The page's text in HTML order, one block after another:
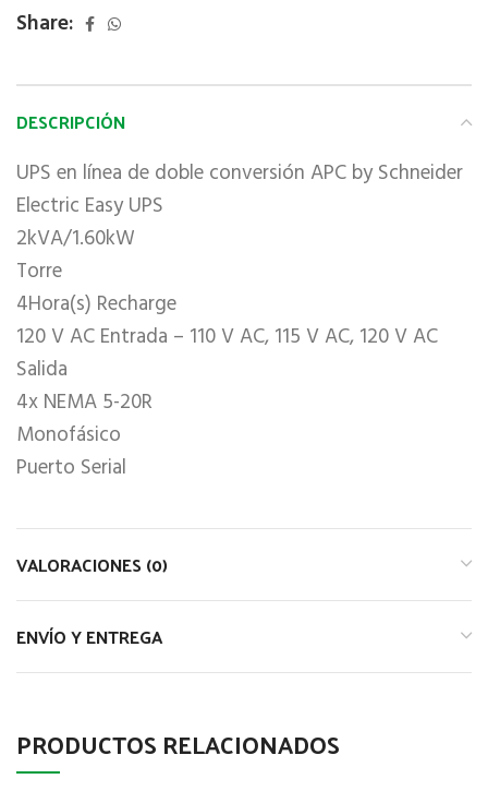
Share:
DESCRIPCIÓN
UPS en línea de doble conversión APC by Schneider
Electric Easy UPS
2kVA/1.60kW
Torre
4Hora(s) Recharge
120 V AC Entrada – 110 V AC, 115 V AC, 120 V AC
Salida
4x NEMA 5-20R
Monofásico
Puerto Serial
VALORACIONES (0)
ENVÍO Y ENTREGA
PRODUCTOS RELACIONADOS